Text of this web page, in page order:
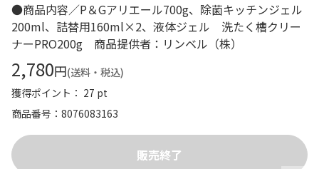
●商品内容／P＆Gアリエール700g、除菌キッチンジェル
200ml、詰替用160ml×2、液体ジェル 洗たく槽クリー
ナーPRO200g 商品提供者：リンベル（株）
2,780円(送料・税込)
獲得ポイント： 27 pt
商品番号
8076083163